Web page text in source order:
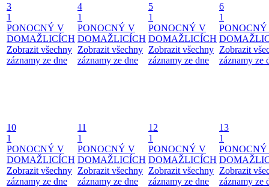
3
1
PONOCNÝ V
DOMAŽLICÍCH
Zobrazit všechny
záznamy ze dne
4
1
PONOCNÝ V
DOMAŽLICÍCH
Zobrazit všechny
záznamy ze dne
5
1
PONOCNÝ V
DOMAŽLICÍCH
Zobrazit všechny
záznamy ze dne
6
1
Zobrazit
záznamy ze
10
1
PONOCNÝ V
DOMAŽLICÍCH
Zobrazit všechny
záznamy ze dne
11
1
PONOCNÝ V
DOMAŽLICÍCH
Zobrazit všechny
záznamy ze dne
12
1
PONOCNÝ V
DOMAŽLICÍCH
Zobrazit všechny
záznamy ze dne
13
1
Zobrazit
záznamy ze